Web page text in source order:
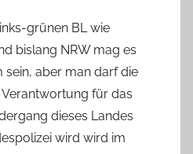
grünen BL wie
bislang NRW mag es
aber man darf die
für das
dieses Landes
wird wird im